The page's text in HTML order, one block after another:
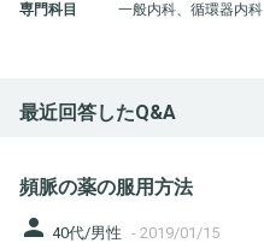
専門科目 一般内科、循環器内科
最近回答したQ&A
頻脈の薬の服用方法
person 40代/男性 - 2019/01/15